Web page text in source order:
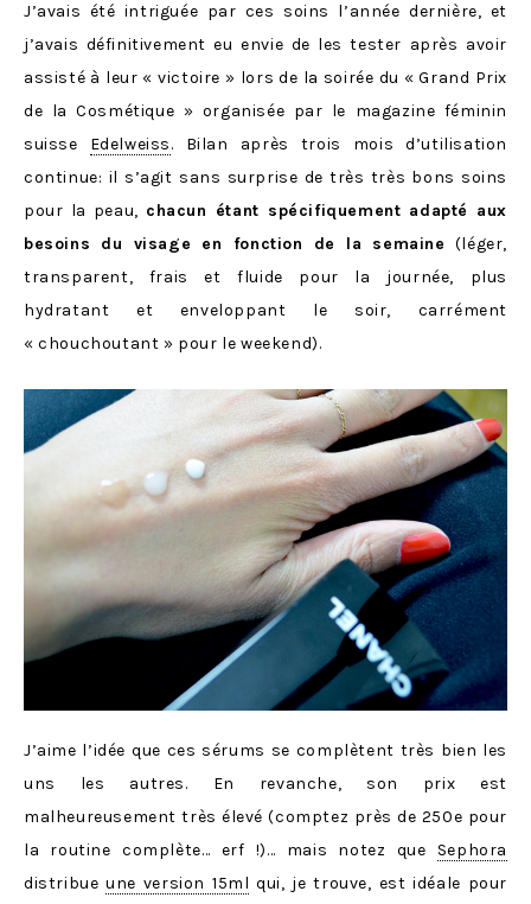
J’avais été intriguée par ces soins l’année dernière, et
j’avais définitivement eu envie de les tester après avoir
assisté à leur « victoire » lors de la soirée du « Grand Prix
de la Cosmétique » organisée par le magazine féminin
suisse Edelweiss. Bilan après trois mois d’utilisation
continue: il s’agit sans surprise de très très bons soins
pour la peau, chacun étant spécifiquement adapté aux
besoins du visage en fonction de la semaine (léger,
transparent, frais et fluide pour la journée, plus
hydratant et enveloppant le soir, carrément
« chouchoutant » pour le weekend).
J’aime l’idée que ces sérums se complètent très bien les
uns les autres. En revanche, son prix est
malheureusement très élevé (comptez près de 250e pour
la routine complète… erf !)… mais notez que Sephora
distribueune version 15ml qui, je trouve, est idéale pour